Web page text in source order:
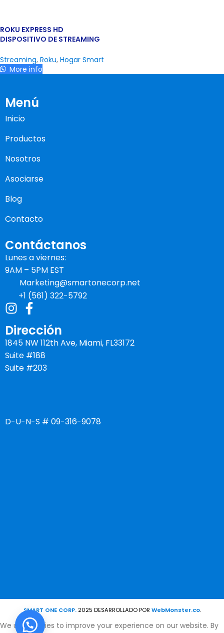
ROKU EXPRESS HD
DISPOSITIVO DE STREAMING
Streaming, Roku, Hogar Smart
More info
Menú
Inicio
Productos
Nosotros
Asociarse
Blog
Contacto
Contáctanos
Lunes a viernes:
9AM – 5PM EST
Marketing@smartonecorp.net
+1 (561) 322-5792
Dirección
1845 NW 112th Ave, Miami, FL33172
Suite #188
Suite #203
D-U-N-S # 09-316-9078
SMART ONE CORP. 2025 DESARROLLADO POR WebMonster.co.
We use cookies to improve your experience on our website. By